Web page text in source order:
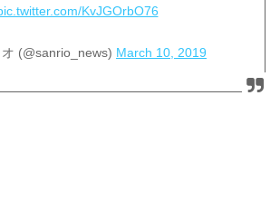
KvJGOrbO76
(@sanrio_news) March 10, 2019